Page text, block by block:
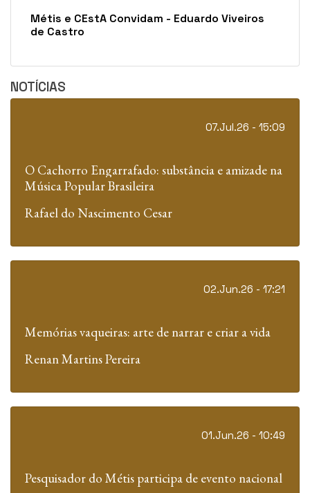
NOTÍCIAS
07.Jul.26 - 15:09
O Cachorro Engarrafado: substância e amizade na
Música Popular Brasileira
Rafael do Nascimento Cesar
02.Jun.26 - 17:21
Memórias vaqueiras: arte de narrar e criar a vida
Renan Martins Pereira
01.Jun.26 - 10:49
Pesquisador do Métis participa de evento nacional